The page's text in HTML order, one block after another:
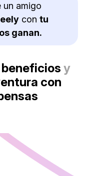
un amigo
con tu
ganan.
beneficios y
con